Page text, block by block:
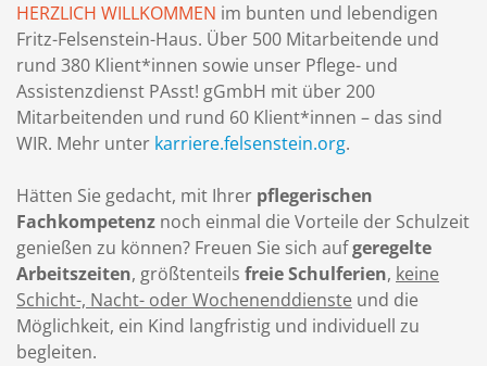
HERZLICH WILLKOMMEN im bunten und lebendigen
Fritz-Felsenstein-Haus. Über 500 Mitarbeitende und
rund 380 Klient*innen sowie unser Pflege- und
Assistenzdienst PAsst! gGmbH mit über 200
Mitarbeitenden und rund 60 Klient*innen – das sind
WIR. Mehr unter karriere.felsenstein.org.
Hätten Sie gedacht, mit Ihrer pflegerischen
Fachkompetenz noch einmal die Vorteile der Schulzeit
genießen zu können? Freuen Sie sich aufgeregelte
Arbeitszeiten, größtenteils freie Schulferien, keine
Schicht-, Nacht- oder Wochenenddienste und die
Möglichkeit, ein Kind langfristig und individuell zu
begleiten.